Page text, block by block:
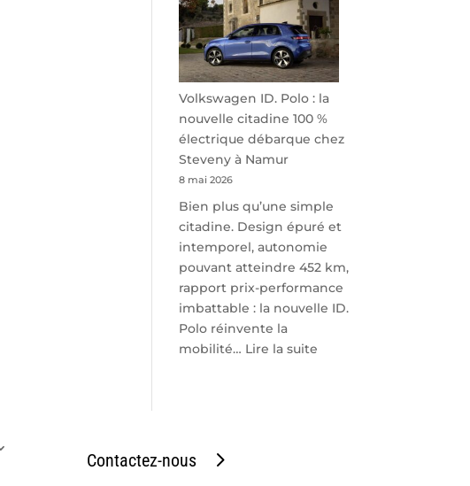
Volkswagen ID. Polo : la
nouvelle citadine 100 %
électrique débarque chez
Steveny à Namur
8 mai 2026
Bien plus qu’une simple
citadine. Design épuré et
intemporel, autonomie
pouvant atteindre 452 km,
rapport prix-performance
imbattable : la nouvelle ID.
Polo réinvente la
mobilité… Lire la suite
Contactez-nous